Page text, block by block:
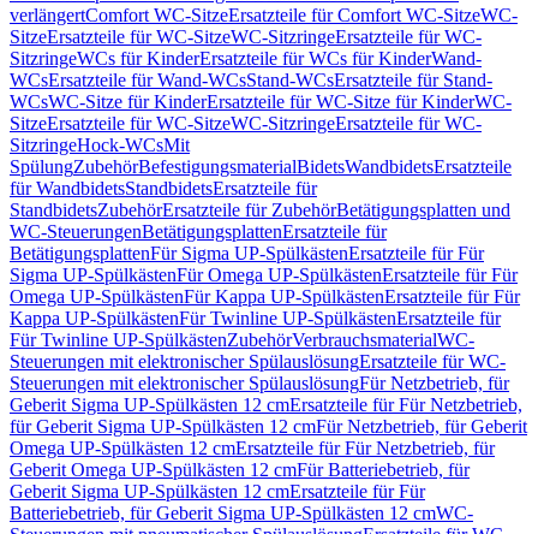
verlängertComfort WC-SitzeErsatzteile für Comfort WC-SitzeWC-
SitzeErsatzteile für WC-SitzeWC-SitzringeErsatzteile für WC-
SitzringeWCs für KinderErsatzteile für WCs für KinderWand-
WCsErsatzteile für Wand-WCsStand-WCsErsatzteile für Stand-
WCsWC-Sitze für KinderErsatzteile für WC-Sitze für KinderWC-
SitzeErsatzteile für WC-SitzeWC-SitzringeErsatzteile für WC-
SitzringeHock-WCsMit
SpülungZubehörBefestigungsmaterialBidetsWandbidetsErsatzteile
für WandbidetsStandbidetsErsatzteile für
StandbidetsZubehörErsatzteile für ZubehörBetätigungsplatten und
WC-SteuerungenBetätigungsplattenErsatzteile für
BetätigungsplattenFür Sigma UP-SpülkästenErsatzteile für Für
Sigma UP-SpülkästenFür Omega UP-SpülkästenErsatzteile für Für
Omega UP-SpülkästenFür Kappa UP-SpülkästenErsatzteile für Für
Kappa UP-SpülkästenFür Twinline UP-SpülkästenErsatzteile für
Für Twinline UP-SpülkästenZubehörVerbrauchsmaterialWC-
Steuerungen mit elektronischer SpülauslösungErsatzteile für WC-
Steuerungen mit elektronischer SpülauslösungFür Netzbetrieb, für
Geberit Sigma UP-Spülkästen 12 cmErsatzteile für Für Netzbetrieb,
für Geberit Sigma UP-Spülkästen 12 cmFür Netzbetrieb, für Geberit
Omega UP-Spülkästen 12 cmErsatzteile für Für Netzbetrieb, für
Geberit Omega UP-Spülkästen 12 cmFür Batteriebetrieb, für
Geberit Sigma UP-Spülkästen 12 cmErsatzteile für Für
Batteriebetrieb, für Geberit Sigma UP-Spülkästen 12 cmWC-